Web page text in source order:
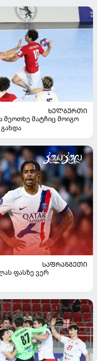
ᲮᲔᲚᲑᲣᲠᲗᲘ
მეოთხე მატჩიც მოიგო
ᲡᲐᲤᲠᲐᲜᲒᲔᲗᲘ
ფასზე ვერ